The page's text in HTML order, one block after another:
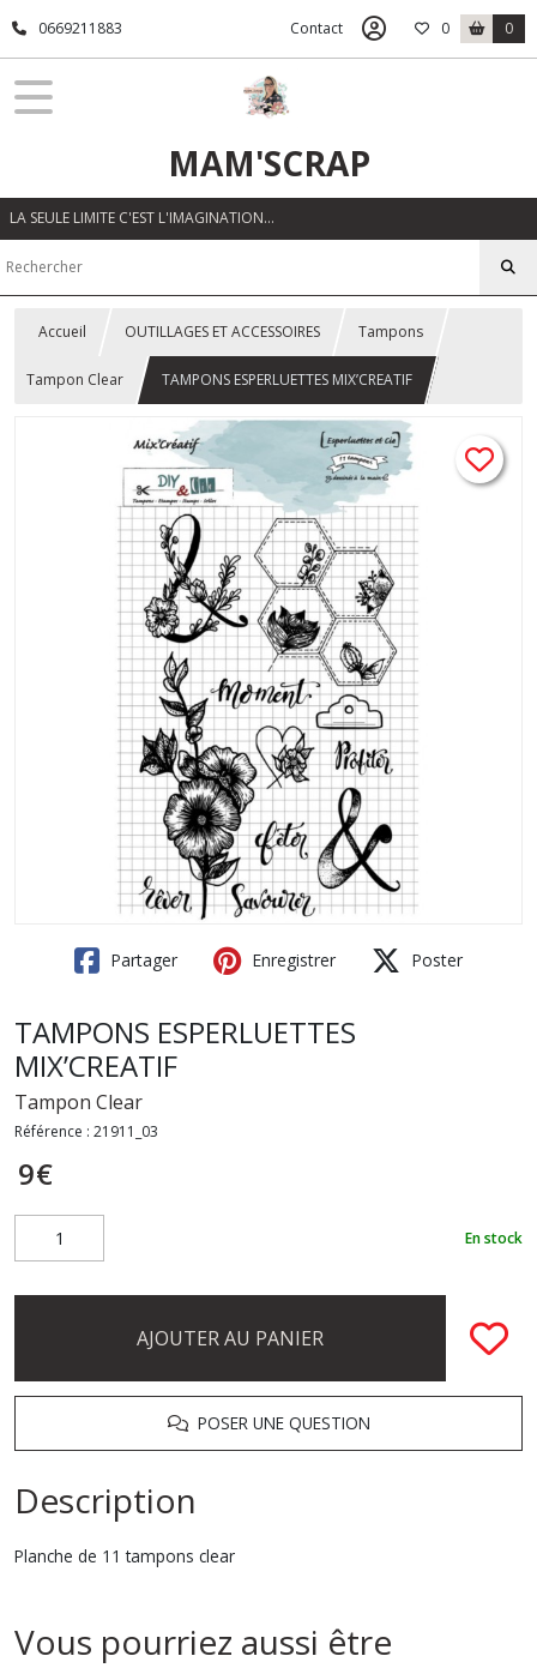
0669211883 Contact 0 0
MAM'SCRAP
LA SEULE LIMITE C'EST L'IMAGINATION…
Accueil OUTILLAGES ET ACCESSOIRES Tampons
Tampon Clear TAMPONS ESPERLUETTES MIX’CREATIF
Partager Enregistrer Poster
TAMPONS ESPERLUETTES
MIX’CREATIF
Tampon Clear
Référence : 21911_03
9€
En stock
AJOUTER AU PANIER
POSER UNE QUESTION
Description
Planche de 11 tampons clear
Vous pourriez aussi être